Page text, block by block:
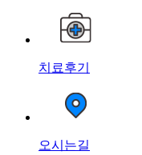
치료후기
오시는길